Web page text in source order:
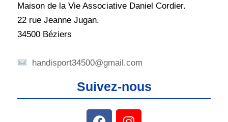
Maison de la Vie Associative Daniel Cordier.
22 rue Jeanne Jugan.
34500 Béziers
handisport34500@gmail.com
Suivez-nous